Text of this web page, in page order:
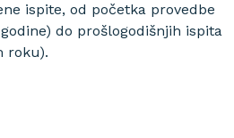
ispite, od početka provedbe
do prošlogodišnjih ispita
roku).